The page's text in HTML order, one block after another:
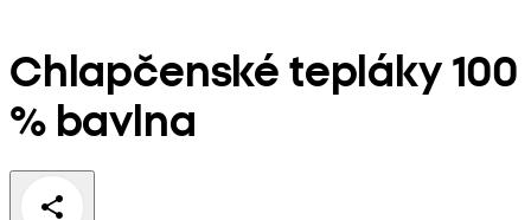
Chlapčenské tepláky 100
% bavlna